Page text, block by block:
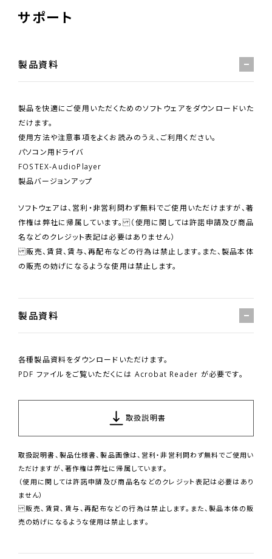
サポート
製品資料
製品を快適にご使用いただくためのソフトウェアをダウンロードいた
だけます。
使用方法や注意事項をよくお読みのうえ、ご利用ください。
パソコン用ドライバ
FOSTEX-AudioPlayer
製品バージョンアップ
ソフトウェアは、営利・非営利問わず無料でご使用いただけますが、著
作権は弊社に帰属しています。 （使用に関しては許諾申請及び商品
名などのクレジット表記は必要はありません）
販売、賃貸、賃与、再配布などの行為は禁止します。また、製品本体
の販売の妨げになるような使用は禁止します。
製品資料
各種製品資料をダウンロードいただけます。
PDF ファイルをご覧いただくには Acrobat Reader が必要です。
取扱説明書
取扱説明書、製品仕様書、製品画像は、営利・非営利問わず無料でご使用い
ただけますが、著作権は弊社に帰属しています。
（使用に関しては許諾申請及び商品名などのクレジット表記は必要はあり
ません）
販売、賃貸、賃与、再配布などの行為は禁止します。また、製品本体の販
売の妨げになるような使用は禁止します。